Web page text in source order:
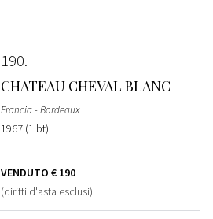
190
CHATEAU CHEVAL BLANC
Francia - Bordeaux
1967 (1 bt)
VENDUTO € 190
(diritti d'asta esclusi)